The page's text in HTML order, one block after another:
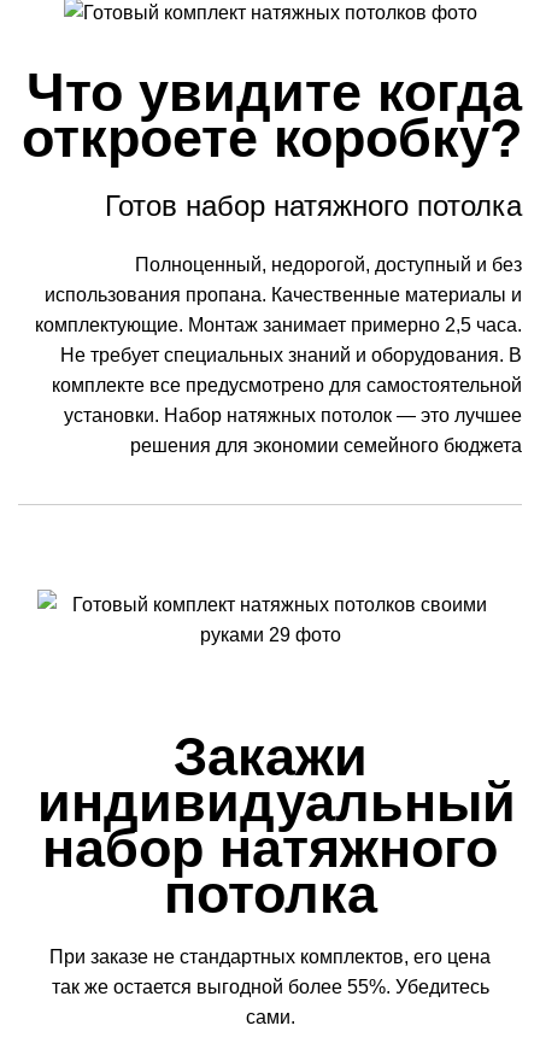
Что увидите когда
откроете коробку?
Готов набор натяжного потолка
Полноценный, недорогой, доступный и без
использования пропана. Качественные материалы и
комплектующие. Монтаж занимает примерно 2,5 часа.
Не требует специальных знаний и оборудования. В
комплекте все предусмотрено для самостоятельной
установки. Набор натяжных потолок — это лучшее
решения для экономии семейного бюджета
Закажи
индивидуальный
набор натяжного
потолка
При заказе не стандартных комплектов, его цена
так же остается выгодной более 55%. Убедитесь
сами.